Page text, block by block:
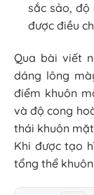
sắc sảo,
được điều
Qua bài viết
dáng lông
điểm khuôn
và độ cong
thái khuôn
Khi được tạo
tổng thể